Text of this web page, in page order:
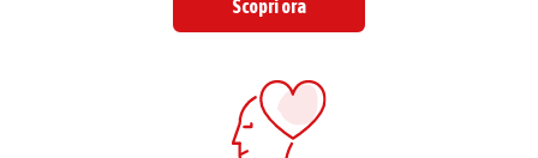
Scopri ora